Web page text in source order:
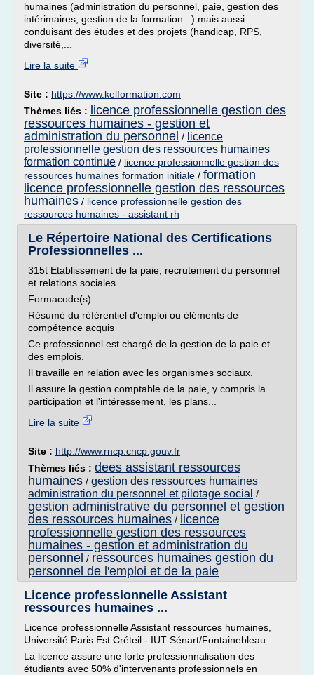
humaines (administration du personnel, paie, gestion des
intérimaires, gestion de la formation...) mais aussi
conduisant des études et des projets (handicap, RPS,
diversité,...
Lire la suite
Site : https://www.kelformation.com
Thèmes liés :
licence professionnelle gestion des
ressources humaines - gestion et
administration du personnel / licence
professionnelle gestion des ressources humaines
formation continue / licence professionnelle gestion des
ressources humaines formation initiale / formation
licence professionnelle gestion des ressources
humaines / licence professionnelle gestion des
ressources humaines - assistant rh
Le Répertoire National des Certifications
Professionnelles ...
315t Etablissement de la paie, recrutement du personnel
et relations sociales
Formacode(s) :
Résumé du référentiel d'emploi ou éléments de
compétence acquis
Ce professionnel est chargé de la gestion de la paie et
des emplois.
Il travaille en relation avec les organismes sociaux.
Il assure la gestion comptable de la paie, y compris la
participation et l'intéressement, les plans...
Lire la suite
Site : http://www.rncp.cncp.gouv.fr
Thèmes liés : dees assistant ressources
humaines / gestion des ressources humaines
administration du personnel et pilotage social /
gestion administrative du personnel et gestion
des ressources humaines / licence
professionnelle gestion des ressources
humaines - gestion et administration du
personnel / ressources humaines gestion du
personnel de l'emploi et de la paie
Licence professionnelle Assistant
ressources humaines ...
Licence professionnelle Assistant ressources humaines,
Université Paris Est Créteil - IUT Sénart/Fontainebleau
La licence assure une forte professionnalisation des
étudiants avec 50% d'intervenants professionnels en